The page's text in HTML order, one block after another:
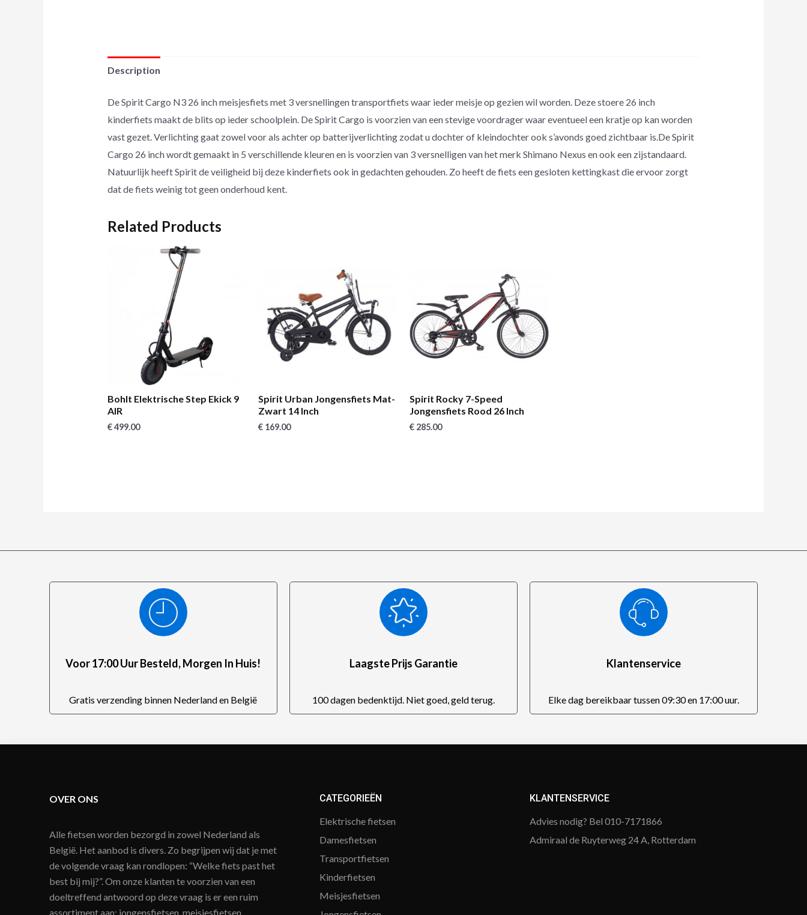
Description
De Spirit Cargo N3 26 inch meisjesfiets met 3 versnellingen transportfiets waar ieder meisje op gezien wil worden. Deze stoere 26 inch
kinderfiets maakt de blits op ieder schoolplein. De Spirit Cargo is voorzien van een stevige voordrager waar eventueel een kratje op kan worden
vast gezet. Verlichting gaat zowel voor als achter op batterijverlichting zodat u dochter of kleindochter ook s’avonds goed zichtbaar is.De Spirit
Cargo 26 inch wordt gemaakt in 5 verschillende kleuren en is voorzien van 3 versnelligen van het merk Shimano Nexus en ook een zijstandaard.
Natuurlijk heeft Spirit de veiligheid bij deze kinderfiets ook in gedachten gehouden. Zo heeft de fiets een gesloten kettingkast die ervoor zorgt
dat de fiets weinig tot geen onderhoud kent.
Related Products
Bohlt Elektrische Step Ekick 9
AIR
€499.00
Spirit Urban Jongensfiets Mat-
Zwart 14 Inch
€ 169.00
Spirit Rocky 7-Speed
Jongensfiets Rood 26 Inch
€ 285.00
Voor 17:00 Uur Besteld, Morgen In Huis!
Gratis verzending binnen Nederland en België
Laagste Prijs Garantie
100 dagen bedenktijd. Niet goed, geld terug.
Klantenservice
Elke dag bereikbaar tussen 09:30 en 17:00 uur.
OVER ONS
Alle fietsen worden bezorgd in zowel Nederland als
België. Het aanbod is divers. Zo begrijpen wij dat je met
de volgende vraag kan rondlopen: “Welke fiets past het
best bij mij?”. Om onze klanten te voorzien van een
doeltreffend antwoord op deze vraag is er een ruim
assortiment aan: jongensfietsen, meisjesfietsen,
CATEGORIEËN
Elektrische fietsen
Damesfietsen
Transportfietsen
Kinderfietsen
Meisjesfietsen
KLANTENSERVICE
Advies nodig? Bel 010-7171866
Admiraal de Ruyterweg 24 A, Rotterdam